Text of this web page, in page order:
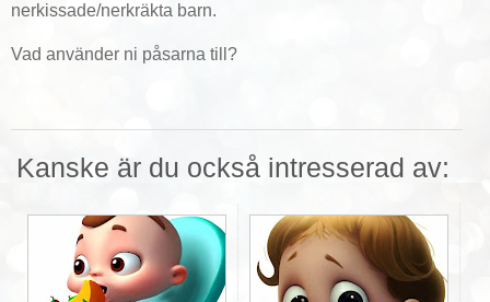
nerkissade/nerkräkta barn.
Vad använder ni påsarna till?
Kanske är du också intresserad av: